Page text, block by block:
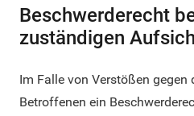
Beschwerde­recht
zuständigen
Im Falle von Verstößen gegen
Betroffenen ein